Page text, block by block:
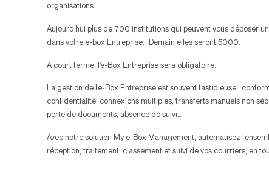
organisations.
Aujourd’hui plus de 700 institutions qui peuvent vous déposer
dans votre e-box Entreprise… Demain elles seront 5000.
À court terme, l’e-Box Entreprise sera obligatoire.
La gestion de l’e-Box Entreprise est souvent fastidieuse :
confidentialité, connexions multiples, transferts manuels non
perte de documents, absence de suivi…
Avec notre solution My e-Box Management, automatisez
réception, traitement, classement et suivi de vos courriers, en